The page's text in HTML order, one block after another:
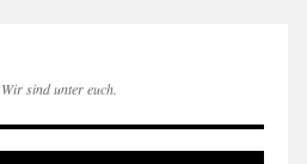
Wir sind unter euch.